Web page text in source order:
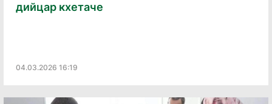
дийцар кхетаче
04.03.2026 16:19